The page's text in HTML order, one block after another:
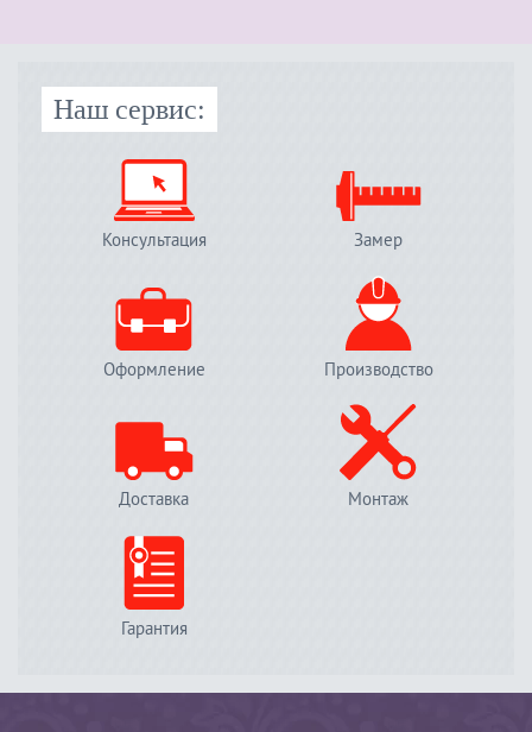
Наш сервис:
Консультация Замер
Оформление Производство
Доставка Монтаж
Гарантия